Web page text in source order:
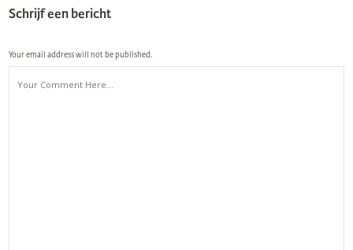
Schrijf een bericht
Your email address will not be published.